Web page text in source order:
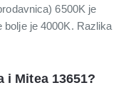
6500K je
bolje je 4000K. Razlika
i Mitea 13651?